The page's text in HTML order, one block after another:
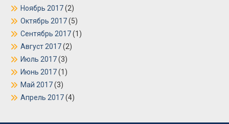
Ноябрь 2017(2)
Октябрь 2017(5)
Сентябрь 2017(1)
Август 2017(2)
Июль 2017(3)
Июнь 2017(1)
Май 2017(3)
Апрель 2017(4)